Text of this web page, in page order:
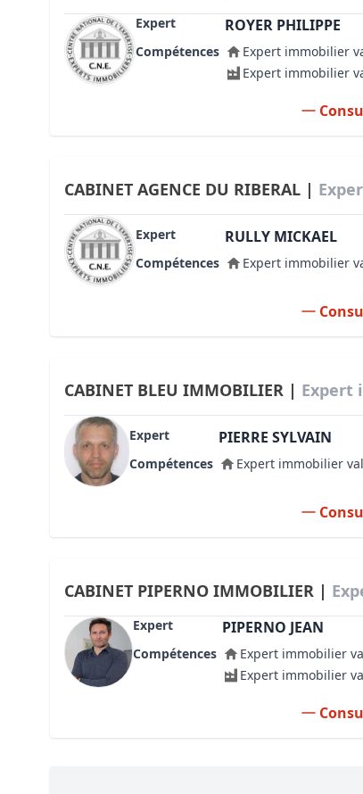
Expert ROYER PHILIPPE
Compétences
Expert immobilier
Expert immobilier
CABINET AGENCE DU RIBERAL |
Expert RULLY MICKAEL
Compétences Expert immobilier
CABINET BLEU IMMOBILIER | Expert
Expert PIERRE SYLVAIN
Compétences Expert immobilier
CABINET PIPERNO IMMOBILIER |
Expert PIPERNO JEAN
Compétences
Expert immobilier
Expert immobilier